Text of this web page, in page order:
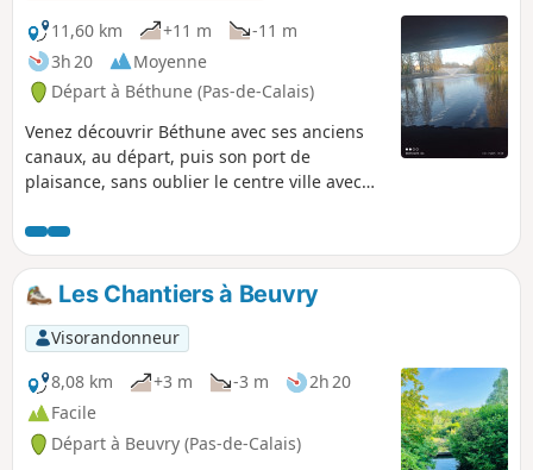
11,60 km
+11 m
-11 m
3h 20
Moyenne
Départ à Béthune (Pas-de-Calais)
Venez découvrir Béthune avec ses anciens
canaux, au départ, puis son port de
plaisance, sans oublier le centre ville avec
Les Chantiers à Beuvry
Visorandonneur
8,08 km
+3 m -3 m
2h 20
Facile
Départ à Beuvry (Pas-de-Calais)